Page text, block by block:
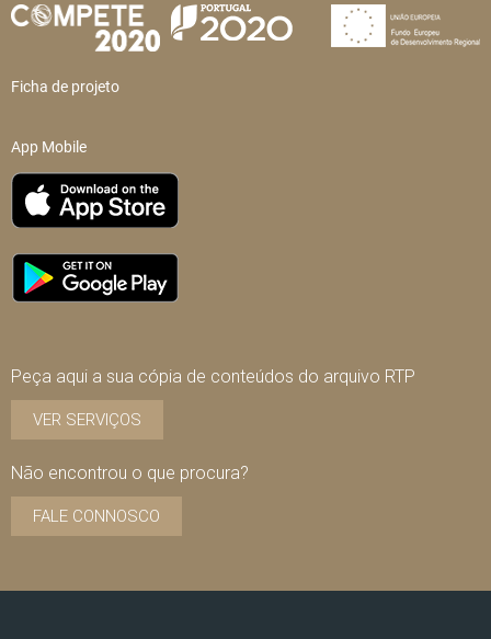
Ficha de projeto
App Mobile
Peça aqui a sua cópia de conteúdos do arquivo RTP
VER SERVIÇOS
Não encontrou o que procura?
FALE CONNOSCO